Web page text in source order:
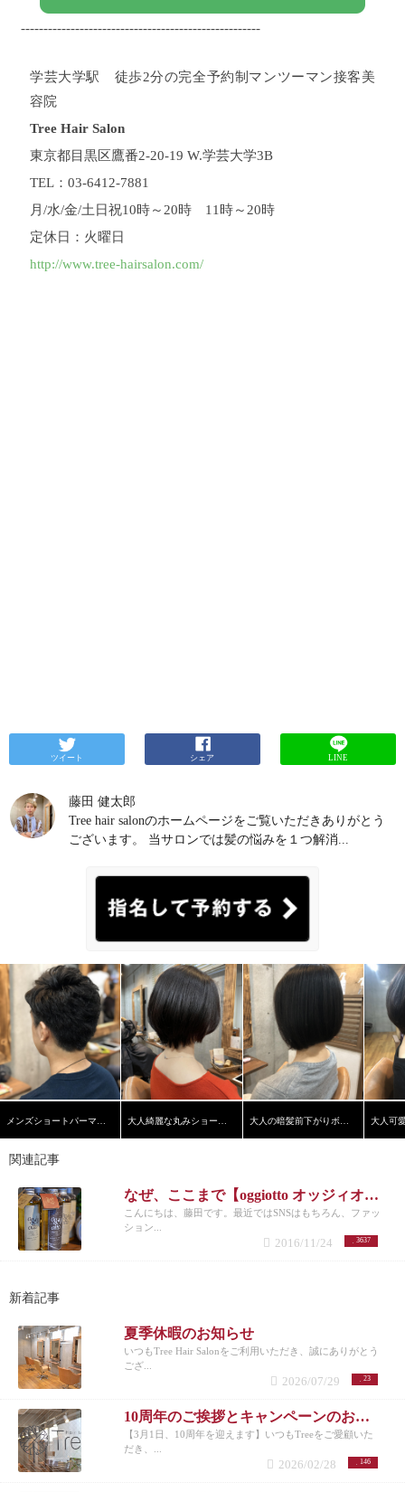
-----------------------------------------------------
学芸大学駅 徒歩2分の完全予約制マンツーマン接客美
容院
Tree Hair Salon
東京都目黒区鷹番2-20-19 W.学芸大学3B
TEL：03-6412-7881
月/水/金/土日祝10時～20時 11時～20時
定休日：火曜日
http://www.tree-hairsalon.com/
ツイート シェア LINE
藤田 健太郎
Tree hair salonのホームページをご覧いただきありがとう
ございます。 当サロンでは髪の悩みを１つ解消...
大人の暗髪前下がりボブ【学芸大学】【髪質改善】
関連記事
なぜ、ここまで【oggiotto オッジィオット】の商品は売れるのか？
こんにちは、藤田です。最近ではSNSはもちろん、ファッ
ション...
3637
2016/11/24
新着記事
夏季休暇のお知らせ
いつもTree Hair Salonをご利用いただき、誠にありがとう
ござ...
23
2026/07/29
10周年のご挨拶とキャンペーンのお知らせ
【3月1日、10周年を迎えます】いつもTreeをご愛顧いた
だき、...
146
2026/02/28